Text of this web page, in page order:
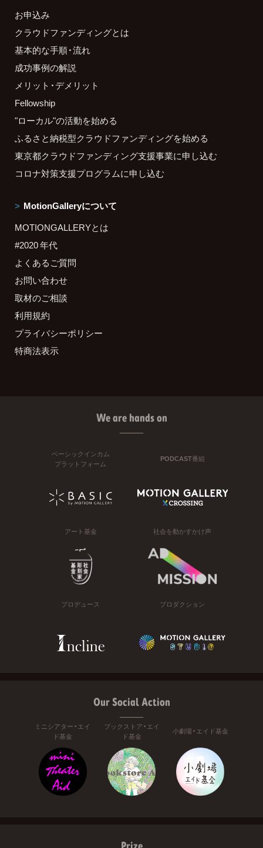
お申込み
クラウドファンディングとは
基本的な手順・流れ
成功事例の解説
メリット・デメリット
Fellowship
"ローカル"の活動を始める
ふるさと納税型クラウドファンディングを始める
東京都クラウドファンディング支援事業に申し込む
コロナ対策支援プログラムに申し込む
MotionGalleryについて
MOTIONGALLERYとは
#2020 年代
よくあるご質問
お問い合わせ
取材のご相談
利用規約
プライバシーポリシー
特商法表示
We are hands on
ベーシックインカム
プラットフォーム
PODCAST番組
アート基金 社会を動かすかけ声
プロデュース プロダクション
Our Social Action
ミニシアター・エイ
ド基金
ブックストア・エイ
ド基金
小劇場・エイド基金